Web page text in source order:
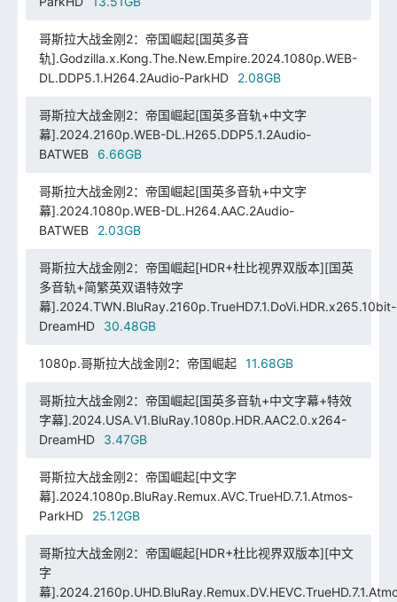
哥斯拉大战金刚2：帝国崛起[国英多音
轨].Godzilla.x.Kong.The.New.Empire.2024.1080p.WEB-
DL.DDP5.1.H264.2Audio-ParkHD
2.08GB
哥斯拉大战金刚2：帝国崛起[国英多音轨+中文字
幕].2024.2160p.WEB-DL.H265.DDP5.1.2Audio-
BATWEB
6.66GB
哥斯拉大战金刚2：帝国崛起[国英多音轨+中文字
幕].2024.1080p.WEB-DL.H264.AAC.2Audio-
BATWEB
2.03GB
哥斯拉大战金刚2：帝国崛起[HDR+杜比视界双版本][国英
多音轨+简繁英双语特效字
幕].2024.TWN.BluRay.2160p.TrueHD7.1.DoVi.HDR.x265.10bit-
DreamHD
30.48GB
1080p.哥斯拉大战金刚2：帝国崛起 11.68GB
哥斯拉大战金刚2：帝国崛起[国英多音轨+中文字幕+特效
字幕].2024.USA.V1.BluRay.1080p.HDR.AAC2.0.x264-
DreamHD
3.47GB
哥斯拉大战金刚2：帝国崛起[中文字
幕].2024.1080p.BluRay.Remux.AVC.TrueHD.7.1.Atmos-
ParkHD
25.12GB
哥斯拉大战金刚2：帝国崛起[HDR+杜比视界双版本][中文
字
幕